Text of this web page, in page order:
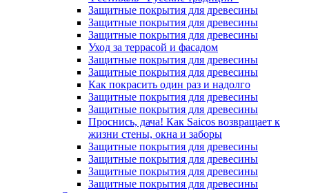
Защитные покрытия для древесины
Защитные покрытия для древесины
Защитные покрытия для древесины
Уход за террасой и фасадом
Защитные покрытия для древесины
Защитные покрытия для древесины
Как покрасить один раз и надолго
Защитные покрытия для древесины
Защитные покрытия для древесины
Проснись, дача! Как Saicos возвращает к
жизни стены, окна и заборы
Защитные покрытия для древесины
Защитные покрытия для древесины
Защитные покрытия для древесины
Защитные покрытия для древесины